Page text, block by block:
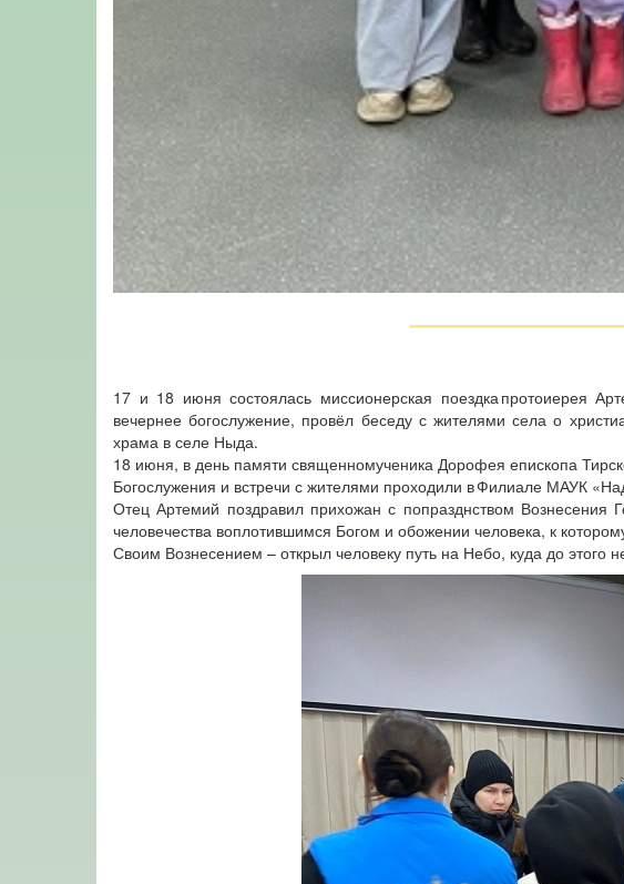
17 и 18 июня состоялась миссионерская поездка протоиерея
вечернее богослужение, провёл беседу с жителями села о
храма в селе Ныда.
18 июня, в день памяти священномученика Дорофея епископа
Богослужения и встречи с жителями проходили в Филиале МАУК
Отец Артемий поздравил прихожан с попразднством
человечества воплотившимся Богом и обожении человека, к
Своим Вознесением – открыл человеку путь на Небо, куда до этого